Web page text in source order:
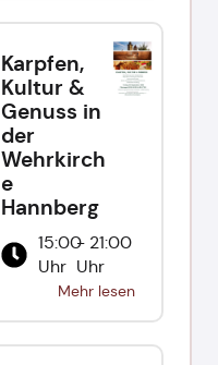
Karpfen,
Kultur &
Genuss in
der
Wehrkirch
e
Hannberg
15:00
Uhr
- 21:00
Uhr
Mehr lesen